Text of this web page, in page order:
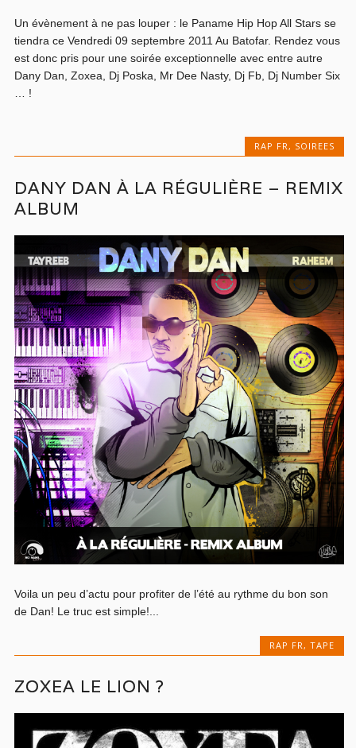
Un évènement à ne pas louper : le Paname Hip Hop All Stars se
tiendra ce Vendredi 09 septembre 2011 Au Batofar. Rendez vous
est donc pris pour une soirée exceptionnelle avec entre autre
Dany Dan, Zoxea, Dj Poska, Mr Dee Nasty, Dj Fb, Dj Number Six
… !
RAP FR, SOIREES
DANY DAN À LA RÉGULIÈRE – REMIX
ALBUM
Voila un peu d’actu pour profiter de l’été au rythme du bon son
de Dan! Le truc est simple!...
RAP FR , TAPE
ZOXEA LE LION ?